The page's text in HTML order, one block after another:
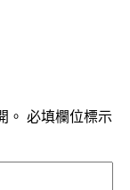
。 必填欄位標示